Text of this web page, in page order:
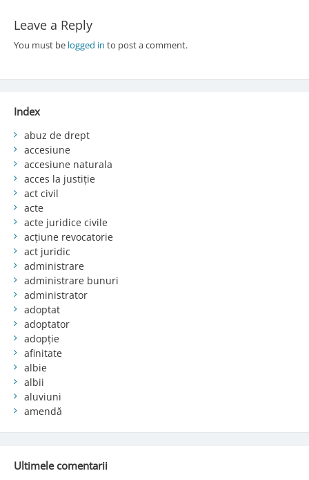
Leave a Reply
You must be logged in to post a comment.
Index
abuz de drept
accesiune
accesiune naturala
acces la justiție
act civil
acte
acte juridice civile
acțiune revocatorie
act juridic
administrare
administrare bunuri
administrator
adoptat
adoptator
adopție
afinitate
albie
albii
aluviuni
amendă
Ultimele comentarii